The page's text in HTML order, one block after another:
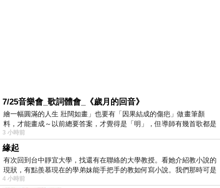
7/25音樂會_歌詞體會_《歲月的回音》
繪一幅圓滿的人生 壯闊如畫」也要有「因果結成的傷疤」做畫筆顏
料，才能畫成～以前總要答案，才覺得是「明」，但導師有幾首歌都是
在教
3 小時前
緣起
有次回到台中靜宜大學，找還有在聯絡的大學教授。看她介紹教小說的
現狀，有點羨慕現在的學弟妹能手把手的教如何寫小說。我們那時可是
4 小時前